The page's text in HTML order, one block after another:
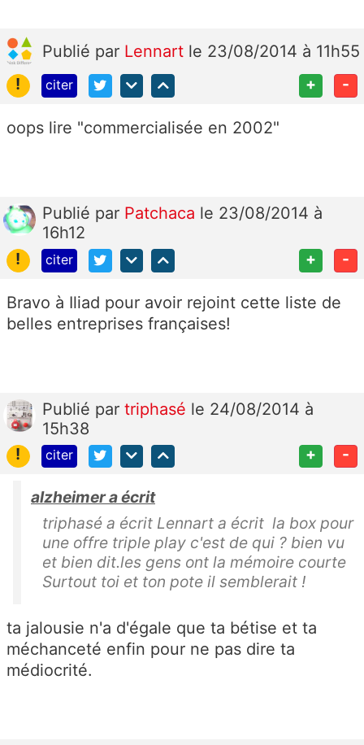
Publié par Lennart le 23/08/2014 à 11h55
!
citer + -
oops lire "commercialisée en 2002"
Publié par Patchaca le 23/08/2014 à
16h12
!
citer + -
Bravo à Iliad pour avoir rejoint cette liste de
belles entreprises françaises!
Publié par triphasé le 24/08/2014 à
15h38
!
citer + -
alzheimer a écrit
triphasé a écrit Lennart a écrit la box pour
une offre triple play c'est de qui ? bien vu
et bien dit.les gens ont la mémoire courte
Surtout toi et ton pote il semblerait !
ta jalousie n'a d'égale que ta bétise et ta
méchanceté enfin pour ne pas dire ta
médiocrité.